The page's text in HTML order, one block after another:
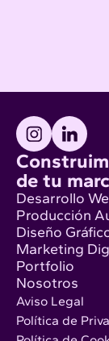
Desarrollo
Producción
Diseño
Marketing
Portfolio
Nosotros
de tu
Aviso Legal
Política de